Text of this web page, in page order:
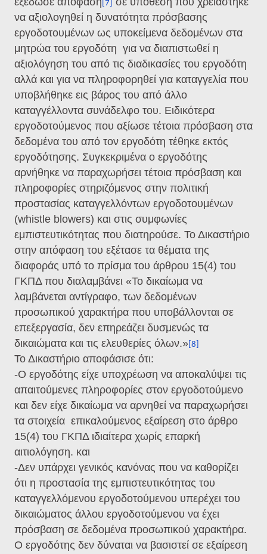
[7]
να αξιολογηθεί η δυνατότητα πρόσβασης
εργοδοτουμένων ως υποκείμενα δεδομένων στα
μητρώα του εργοδότη για να διαπιστωθεί η
αξιολόγηση του από τις διαδικασίες του εργοδότη
αλλά και για να πληροφορηθεί για καταγγελία που
υποβλήθηκε εις βάρος του από άλλο
καταγγέλλοντα συνάδελφο του. Ειδικότερα
εργοδοτούμενος που αξίωσε τέτοια πρόσβαση στα
δεδομένα του από τον εργοδότη τέθηκε εκτός
εργοδότησης. Συγκεκριμένα ο εργοδότης
αρνήθηκε να παραχωρήσει τέτοια πρόσβαση και
πληροφορίες στηριζόμενος στην πολιτική
προστασίας καταγγελλόντων εργοδοτουμένων
(whistle blowers) και στις συμφωνίες
εμπιστευτικότητας που διατηρούσε. Το Δικαστήριο
στην απόφαση του εξέτασε τα θέματα της
διαφοράς υπό το πρίσμα του άρθρου 15(4) του
ΓΚΠΔ που διαλαμβάνει «Το δικαίωμα να
λαμβάνεται αντίγραφο, των δεδομένων
προσωπικού χαρακτήρα που υποβάλλονται σε
επεξεργασία, δεν επηρεάζει δυσμενώς τα
δικαιώματα και τις ελευθερίες όλων.» [8]
Το Δικαστήριο αποφάσισε ότι:
-Ο εργοδότης είχε υποχρέωση να αποκαλύψει τις
απαιτούμενες πληροφορίες στον εργοδοτούμενο
και δεν είχε δικαίωμα να αρνηθεί να παραχωρήσει
τα στοιχεία επικαλούμενος εξαίρεση στο άρθρο
15(4) του ΓΚΠΔ ιδιαίτερα χωρίς επαρκή
αιτιολόγηση. και
-Δεν υπάρχει γενικός κανόνας που να καθορίζει
ότι η προστασία της εμπιστευτικότητας του
καταγγελλόμενου εργοδοτούμενου υπερέχει του
δικαιώματος άλλου εργοδοτούμενου να έχει
πρόσβαση σε δεδομένα προσωπικού χαρακτήρα.
Ο εργοδότης δεν δύναται να βασιστεί σε εξαίρεση